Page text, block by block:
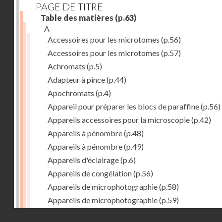
PAGE DE TITRE
Table des matières (p.63)
A
Accessoires pour les microtomes (p.56)
Accessoires pour les microtomes (p.57)
Achromats (p.5)
Adapteur à pince(p.44)
Apochromats (p.4)
Appareil pour préparer les blocs de paraffine(p.56)
Appareils accessoires pour la microscopie(p.42)
Appareils à pénombre(p.48)
Appareils à pénombre(p.49)
Appareils d'éclairage(p.6)
Appareils de congélation(p.56)
Appareils de microphotographie(p.58)
Appareils de microphotographie(p.59)